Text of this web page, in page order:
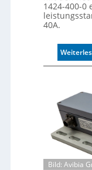
1424-400-0
40A.
Bild: Avibia